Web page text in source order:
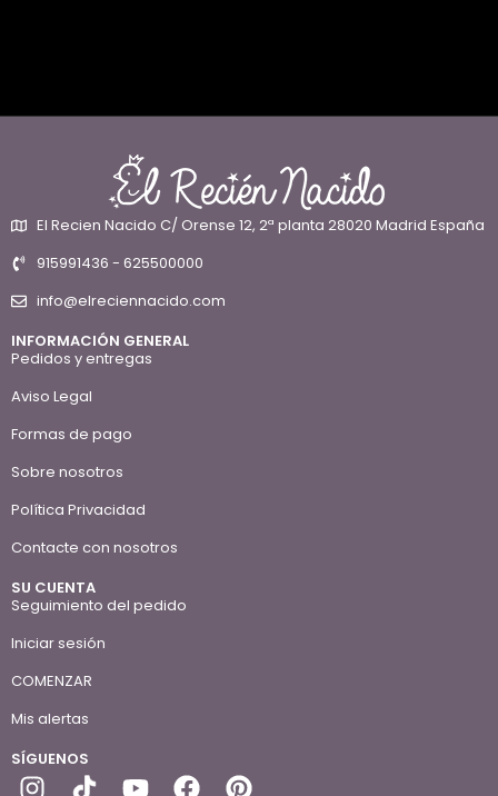
El Recien Nacido C/ Orense 12, 2ª planta 28020 Madrid España
915991436 - 625500000
info@elreciennacido.com
INFORMACIÓN GENERAL
Pedidos y entregas
Aviso Legal
Formas de pago
Sobre nosotros
Política Privacidad
Contacte con nosotros
SU CUENTA
Seguimiento del pedido
Iniciar sesión
COMENZAR
Mis alertas
SÍGUENOS